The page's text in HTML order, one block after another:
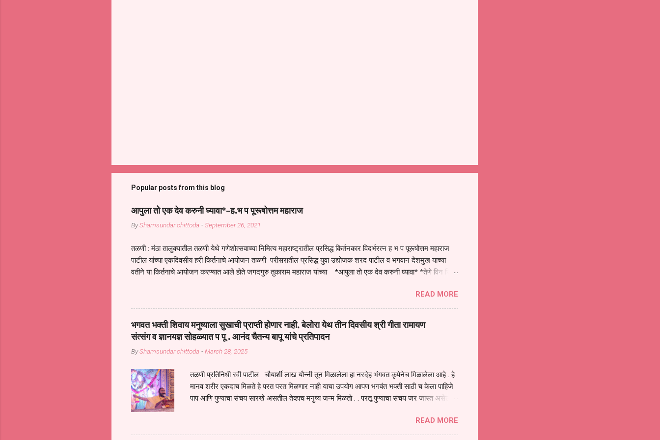
Popular posts from this blog
आपुला तो एक देव करुनी घ्यावा*-ह.भ प पूरूषोत्तम महाराज
ByShamsundar chittoda -September 26, 2021
तळणी : मंठा तालुक्यातील तळणी येथे गणेशोत्सवाच्या निमित्य महाराष्ट्रातील प्रसिद्ध किर्तनकार विदर्भरत्न ह भ प पूरूषोत्तम महाराज
पाटील यांच्या एकदिवसीय हरी किर्तनाचे आयोजन तळणी परीसरातील प्रसिद्ध युवा उद्योजक शरद पाटील व भगवान देशमुख याच्या
वतीने या किर्तनाचे आयोजन करण्यात आले होते जगदगुरु तुकाराम महाराज यांच्या *आपुला तो एक देव करुनी घ्यावा* *तेणे विन जिवा
जातीच्या परीक्षेचा काळ आहे धर्ममंडपात बसलेली लोक ही खरच भाग्यवान आहेत कोरोना सारख्या महामारीत आपंण जिवंत आहोत या
महामारीतून जर आपल्याला वाचायचे असेल तर धार्मीक विचाराचा आधार आपल्याला घ्यावाच लागेल महामारीच्या काळात वारकरी
सप्रदायच खूप मोठा आधार आहे सध्य स्थितीत मानव जातीची मानसीक अवस्था सक्षम असणे गरजेचे आहे कोरोना ने मानवी जीवनातील
गरजा कीती कमी आहेत यांची जाणीव आपल्या सगळ्याना करून दीली आहे मनुष्याच्या आयुष्यातील नामसाधना ही त्याच्यासाठी खूप मोठा
आधार असते परतू आज काल तीच साधना करण्याचा आळस आ...
READ MORE
भगवत भक्ती शिवाय मनुष्याला सुखाची प्राप्ती होणार नाही, बेलोरा येथ तीन दिवसीय श्री गीता रामायण
संत्संग व ज्ञानयज्ञ सोहळ्यात प पू . आनंद चैतन्य बापू यांचे प्रतिपादन
ByShamsundar chittoda -March 28, 2025
तळणी प्रतिनिधी रवी पाटील चौयार्शी लाख यौन्नी तून मिळालेला हा नरदेह भंगवत कृपेनेच मिळालेला आहे . हे
मानव शरीर एकदाच मिळते हे परत परत मिळणार नाही याचा उपयोग आपण भगवंत भक्ती साठी च केला पाहिजे
पाप आणि पुण्याचा संचय सारखे असतील तेव्हाच मनुष्य जन्म मिळतो . . परतू पुण्याचा संचय जर जास्त असेल
शरिराला इंतर सुंगधाचे व्यसन लागण्यापेक्षा भगवत भंक्ती चे व व्यसन लावा म्हणजे या नरदेहाचा उपयोग होईल .
चार कुपा या मनुष्यावर होत असतात यापैकी भगवत कृपा ही पुण्यवानालाच होत असते . भगवंताच्या भजनाने या
READ MORE